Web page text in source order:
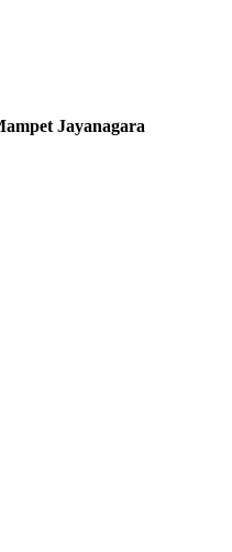
Jayanagara